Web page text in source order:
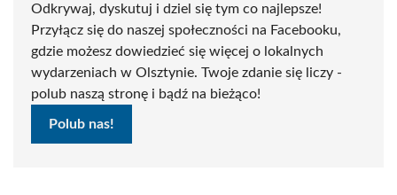
Odkrywaj, dyskutuj i dziel się tym co najlepsze!
Przyłącz się do naszej społeczności na Facebooku,
gdzie możesz dowiedzieć się więcej o lokalnych
wydarzeniach w Olsztynie. Twoje zdanie się liczy -
polub naszą stronę i bądź na bieżąco!
Polub nas!